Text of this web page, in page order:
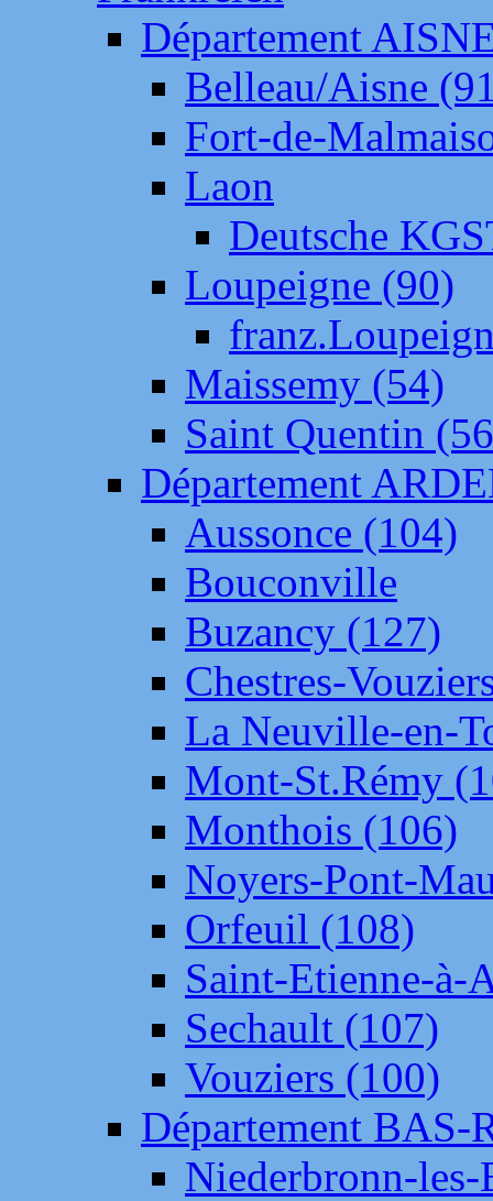
Département
Belleau/Aisne
Fort-de-
Laon
Deutsche
Loupeigne (90)
Maissemy (54)
Saint Quentin
Département
Aussonce (104)
Bouconville
Buzancy (127)
Chestres-
La Neuville-en-
Mont-St.Rémy
Monthois (106)
Noyers-Pont-
Orfeuil (108)
Saint-Etienne-à-
Sechault (107)
Vouziers (100)
Département BAS-
Niederbronn-